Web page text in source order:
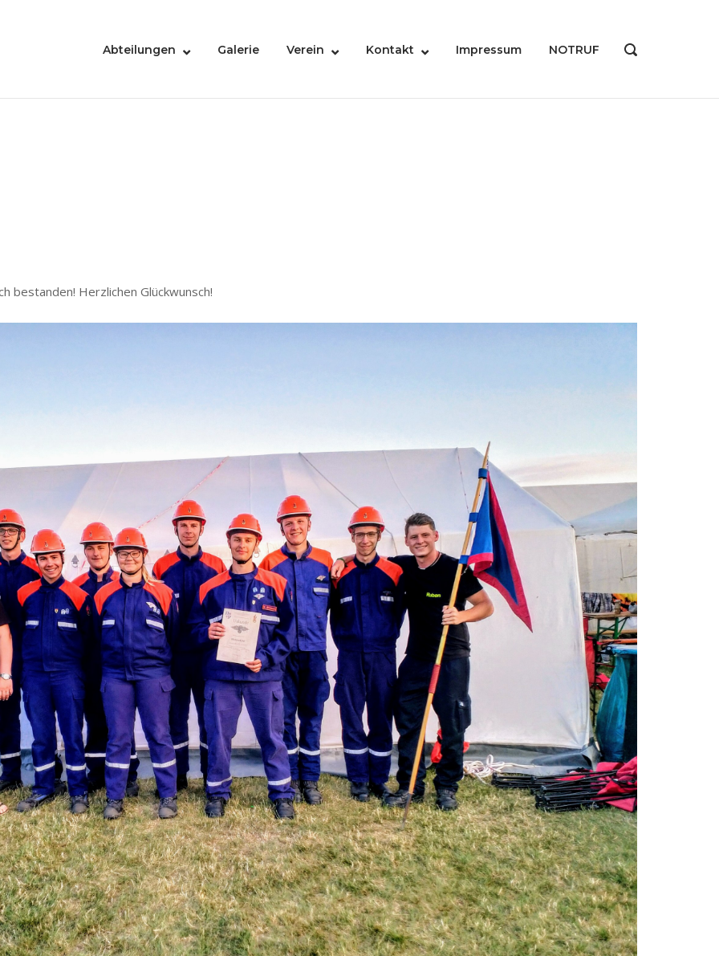
Abteilungen Galerie Verein Kontakt Impressum NOTRUF
OPEN
bestanden! Herzlichen Glückwunsch!